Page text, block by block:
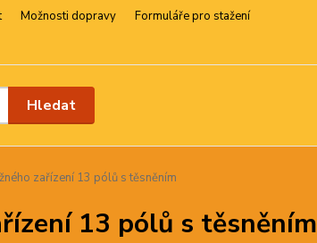
Možnosti dopravy
Formuláře pro stažení
Hledat
zařízení 13 pólů s těsněním
13 pólů s těsněním